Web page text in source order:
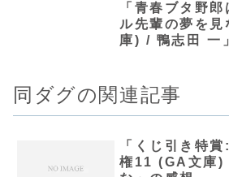
「青春ブタ野
ル先輩の夢を
庫) / 鴨志田 一
同ダグの関連記事
「くじ引き特
権11 (GA文庫)